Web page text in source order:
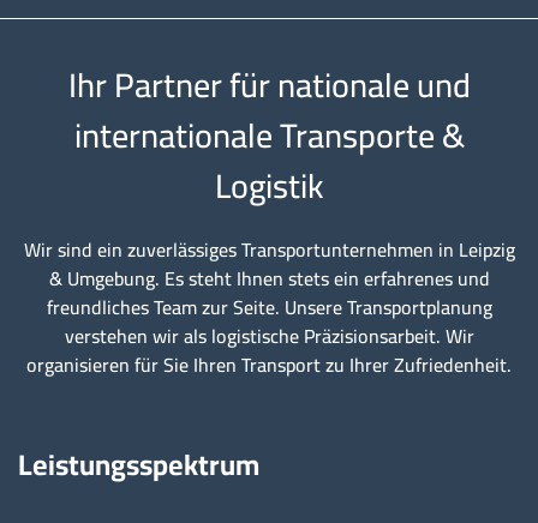
Ihr Partner für nationale und
internationale Transporte &
Logistik
Wir sind ein zuverlässiges Transportunternehmen in Leipzig
& Umgebung. Es steht Ihnen stets ein erfahrenes und
freundliches Team zur Seite. Unsere Transportplanung
verstehen wir als logistische Präzisionsarbeit. Wir
organisieren für Sie Ihren Transport zu Ihrer Zufriedenheit.
Leistungsspektrum